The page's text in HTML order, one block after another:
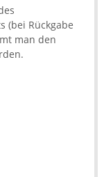
(bei Rückgabe
man den